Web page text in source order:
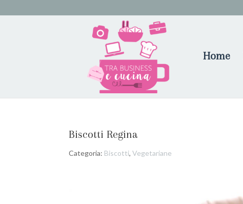
Home
Biscotti Regina
Categoria: Biscotti,Vegetariane